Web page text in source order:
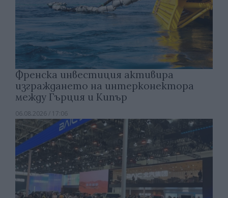
Френска инвестиция активира
изграждането на интерконектора
между Гърция и Кипър
06.08.2026 / 17:06